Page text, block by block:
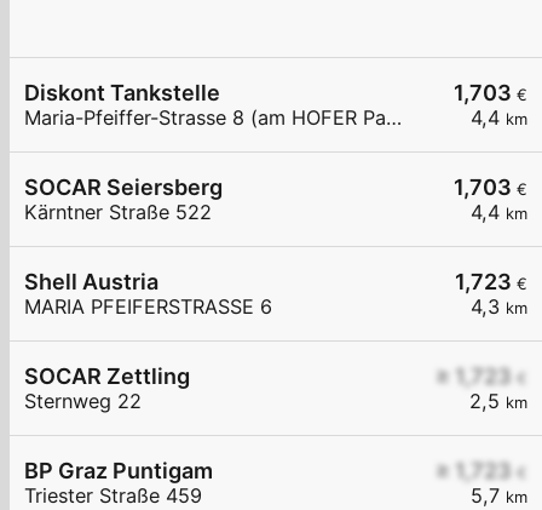
1,703 €
4,4 km
Diskont Tankstelle
Maria-Pfeiffer-Strasse 8 (am HOFER Parkplatz)
1,703 €
4,4 km
SOCAR Seiersberg
Kärntner Straße 522
1,723 €
4,3 km
Shell Austria
MARIA PFEIFERSTRASSE 6
≥ 1,723 €
2,5 km
SOCAR Zettling
Sternweg 22
≥ 1,723 €
5,7 km
BP Graz Puntigam
Triester Straße 459